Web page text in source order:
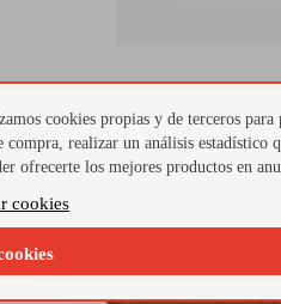
cookies propias y de terceros
compra, realizar un análisis estadístico
ofrecerte los mejores productos en
cookies